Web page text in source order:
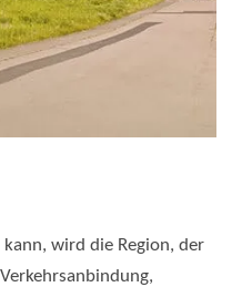
wird die Region, der